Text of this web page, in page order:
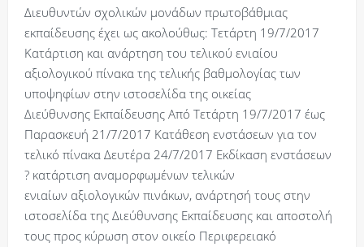
Διευθυντών σχολικών μονάδων πρωτοβάθμιας
εκπαίδευσης έχει ως ακολούθως: Τετάρτη 19/7/2017
Κατάρτιση και ανάρτηση του τελικού ενιαίου
αξιολογικού πίνακα της τελικής βαθμολογίας των
υποψηφίων στην ιστοσελίδα της οικείας
Διεύθυνσης Εκπαίδευσης Από Τετάρτη 19/7/2017 έως
Παρασκευή 21/7/2017 Κατάθεση ενστάσεων για τον
τελικό πίνακα Δευτέρα 24/7/2017 Εκδίκαση ενστάσεων
? κατάρτιση αναμορφωμένων τελικών
ενιαίων αξιολογικών πινάκων, ανάρτησή τους στην
ιστοσελίδα της Διεύθυνσης Εκπαίδευσης και αποστολή
τους προς κύρωση στον οικείο Περιφερειακό